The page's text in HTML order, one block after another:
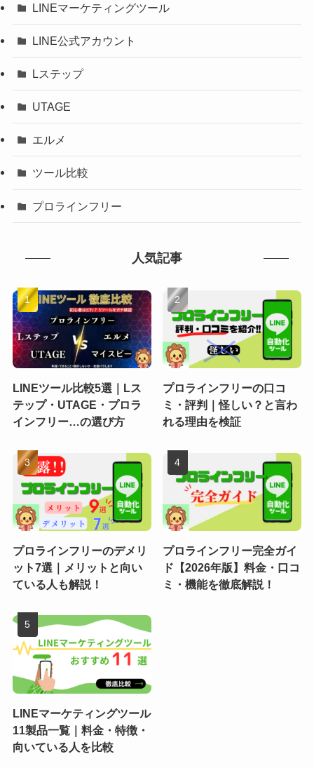
LINEマーケティングツール
LINE公式アカウント
Lステップ
UTAGE
エルメ
ツール比較
プロラインフリー
人気記事
LINEツール比較5選｜Lス
テップ・UTAGE・プロラ
インフリー…の選び方
プロラインフリーの口コ
ミ・評判｜怪しい？と言わ
れる理由を検証
プロラインフリーのデメリ
ット7選｜メリットと向い
ている人も解説！
プロラインフリー完全ガイ
ド【2026年版】料金・口コ
ミ・機能を徹底解説！
LINEマーケティングツール
11製品一覧｜料金・特徴・
向いている人を比較